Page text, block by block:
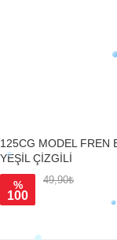
125CG MODEL FREN
YEŞİL ÇİZGİLİ
%
100
49,90₺